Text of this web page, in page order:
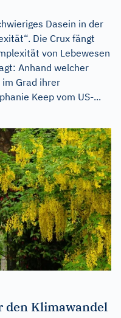
Dasein in der
Die Crux fängt
von Lebewesen
Anhand welcher
Grad ihrer
Keep vom US-...
den Klimawandel